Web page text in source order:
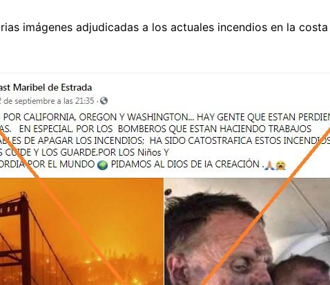
imágenes adjudicadas a los actuales incendios en la